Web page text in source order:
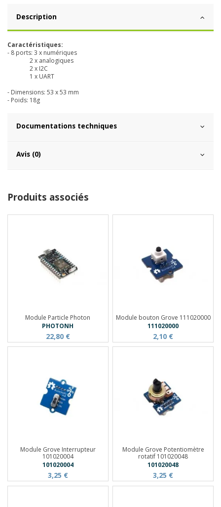
Description
Caractéristiques:
- 8 ports: 3 x numériques
2 x analogiques
2 x I2C
1 x UART
- Dimensions: 53 x 53 mm
- Poids: 18g
Documentations techniques
Avis (0)
Produits associés
Module Particle Photon
PHOTONH
22,80 €
Module bouton Grove 111020000
111020000
2,10 €
Module Grove Interrupteur
101020004
101020004
3,25 €
Module Grove Potentiomètre
rotatif 101020048
101020048
3,25 €